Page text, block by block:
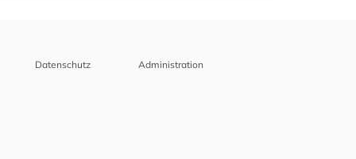
Datenschutz Administration